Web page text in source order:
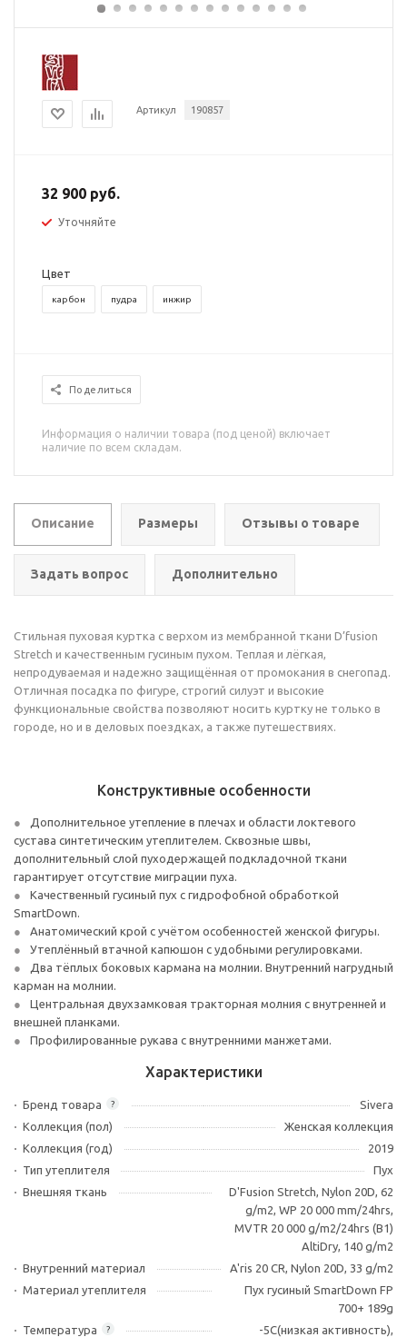
Артикул 190857
32 900 руб.
Уточняйте
Цвет
карбон пудра инжир
Поделиться
Информация о наличии товара (под ценой) включает
наличие по всем складам.
Описание Размеры Отзывы о товаре
Задать вопрос Дополнительно
Cтильная пуховая куртка с верхом из мембранной ткани D’fusion
Stretch и качественным гусиным пухом. Теплая и лёгкая,
непродуваемая и надежно защищённая от промокания в снегопад.
Отличная посадка по фигуре, строгий силуэт и высокие
функциональные свойства позволяют носить куртку не только в
городе, но и в деловых поездках, а также путешествиях.
Конструктивные особенности
Дополнительное утепление в плечах и области локтевого
сустава синтетическим утеплителем. Сквозные швы,
дополнительный слой пуходержащей подкладочной ткани
гарантирует отсутствие миграции пуха.
Качественный гусиный пух с гидрофобной обработкой
SmartDown.
Анатомический крой с учётом особенностей женской фигуры.
Утеплённый втачной капюшон с удобными регулировками.
Два тёплых боковых кармана на молнии. Внутренний нагрудный
карман на молнии.
Центральная двухзамковая тракторная молния с внутренней и
внешней планками.
Профилированные рукава с внутренними манжетами.
Характеристики
?
Бренд товара
Sivera
Коллекция (пол)
Женская коллекция
Коллекция (год)
2019
Тип утеплителя
Пух
Внешняя ткань
D'Fusion Stretch, Nylon 20D, 62
g/m2, WP 20 000 mm/24hrs,
MVTR 20 000 g/m2/24hrs (B1)
AltiDry, 140 g/m2
Внутренний материал
A'ris 20 CR, Nylon 20D, 33 g/m2
Материал утеплителя
Пух гусиный SmartDown FP
700+ 189g
?
Температура
-5C(низкая активность),